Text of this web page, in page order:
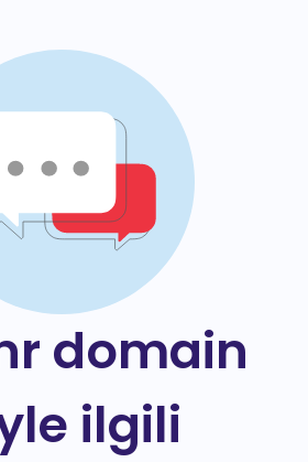
domain
ilgili